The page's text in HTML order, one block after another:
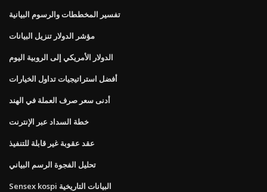
تفسير المخططات والرسوم البيانية
مؤشر الدولار تنزيل البيانات
الدولار الأمريكي إلى الروبية اليوم
أفضل استراتيجيات تداول الخيارات
أدنى سعر صرف العملة في الهند
خطة السداد عبر الإنترنت
عقد عقوبة غير قابلة للتنفيذ
تحليل الفجوة الرسم البياني
Sensex kospi البيانات التاريخية